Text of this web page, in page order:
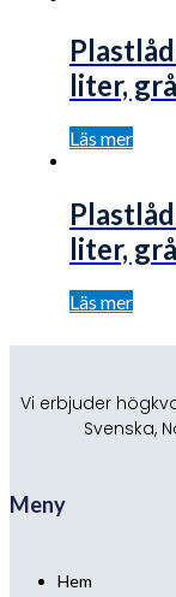
liter, grå
Läs mer
liter, grå
Läs mer
Vi erbjuder
Svenska,
Meny
Hem